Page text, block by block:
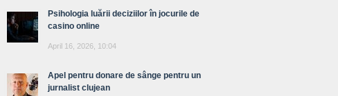
Psihologia luării deciziilor în jocurile de
casino online
April 16, 2026, 10:04
Apel pentru donare de sânge pentru un
jurnalist clujean